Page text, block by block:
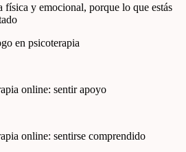
física y emocional, porque lo que estás